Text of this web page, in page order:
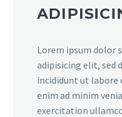
Lorem ipsum dolor
adipisicing elit, sed
incididunt ut labore
enim ad minim
exercitation